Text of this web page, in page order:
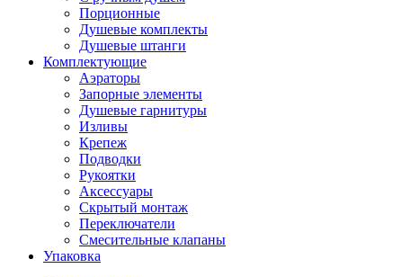
Порционные
Душевые комплекты
Душевые штанги
Комплектующие
Аэраторы
Запорные элементы
Душевые гарнитуры
Изливы
Крепеж
Подводки
Рукоятки
Аксессуары
Скрытый монтаж
Переключатели
Смесительные клапаны
Упаковка